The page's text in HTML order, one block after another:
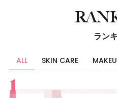
ラン
ALL SKIN CARE
すべて
スキンケア
メイク
ボディケア
美活
ヘア
ライフスタイル
ビューティーズ